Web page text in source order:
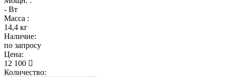
- Вт
Масса :
14,4 кг
Наличие:
по запросу
Цена:
12 100
Количество: